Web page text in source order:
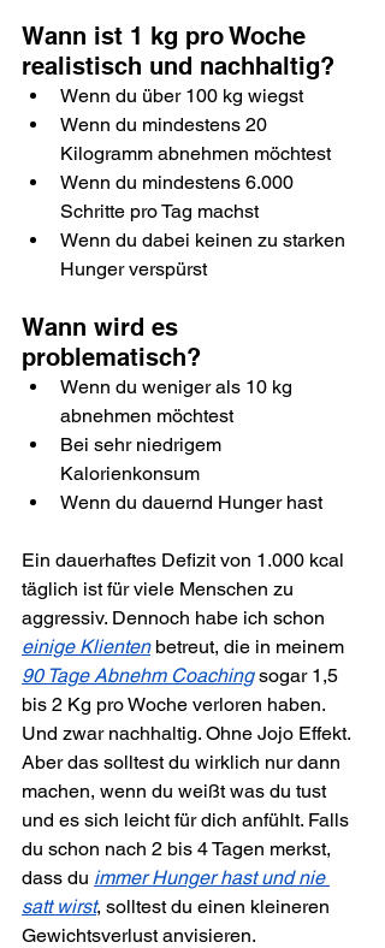
Wann ist 1 kg pro Woche
realistisch und nachhaltig?
Wenn du über 100 kg wiegst
Wenn du mindestens 20
Kilogramm abnehmen möchtest
Wenn du mindestens 6.000
Schritte pro Tag machst
Wenn du dabei keinen zu starken
Hunger verspürst
Wann wird es
problematisch?
Wenn du weniger als 10 kg
abnehmen möchtest
Bei sehr niedrigem
Kalorienkonsum
Wenn du dauernd Hunger hast
Ein dauerhaftes Defizit von 1.000 kcal
täglich ist für viele Menschen zu
aggressiv. Dennoch habe ich schon
einige Klienten betreut, die in meinem
90 Tage Abnehm Coaching sogar 1,5
bis 2 Kg pro Woche verloren haben.
Und zwar nachhaltig. Ohne Jojo Effekt.
Aber das solltest du wirklich nur dann
machen, wenn du weißt was du tust
und es sich leicht für dich anfühlt. Falls
du schon nach 2 bis 4 Tagen merkst,
dass du immer Hunger hast und nie
satt wirst, solltest du einen kleineren
Gewichtsverlust anvisieren.